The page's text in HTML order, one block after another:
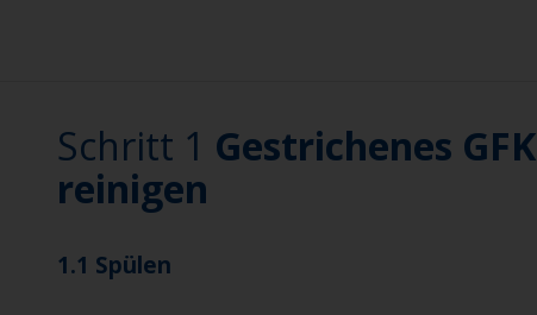
Schritt 1 Gestrichenes GFK
reinigen
1.1 Spülen